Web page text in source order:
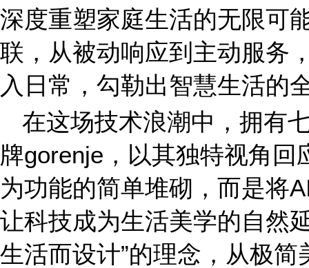
深度重塑家庭生活的无限
联，从被动响应到主动服务
入日常，勾勒出智慧生活的
在这场技术浪潮中，拥有
牌gorenje，以其独特视角回
为功能的简单堆砌，而是将
让科技成为生活美学的自然
生活而设计”的理念，从极